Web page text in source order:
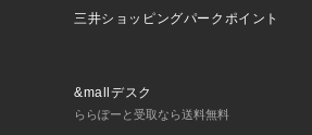
三井ショッピングパークポイント
&mallデスク
ららぽーと受取なら送料無料